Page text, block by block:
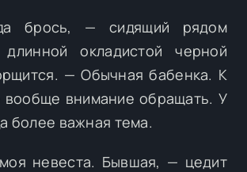
брось, — сидящий рядом
окладистой черной
— Обычная бабенка. К
внимание обращать. У
более важная тема.
невеста. Бывшая, — цедит